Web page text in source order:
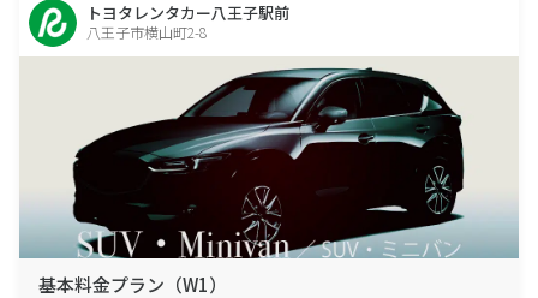
トヨタレンタカー八王子駅前
八王子市横山町2-8
基本料金プラン（W1）